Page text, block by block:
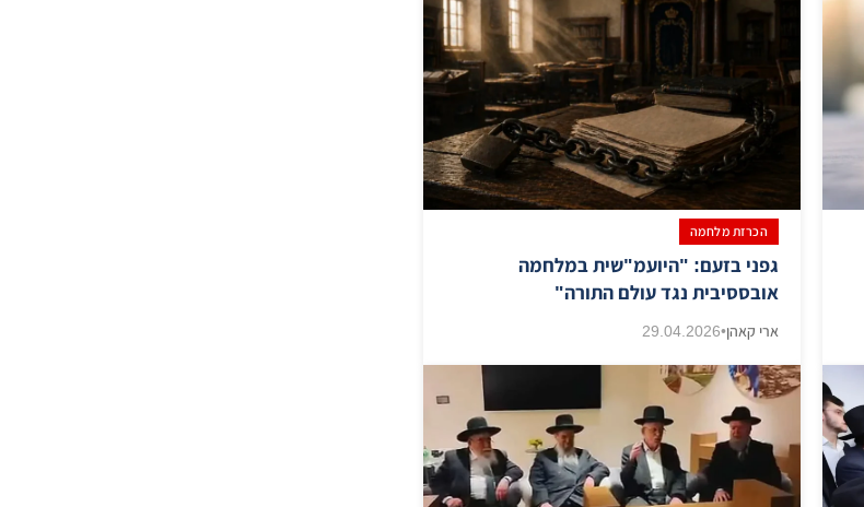
הכרזת מלחמה
גפני בזעם: "היועמ"שית במלחמה
אובססיבית נגד עולם התורה"
ארי קאהן•
29.04.2026